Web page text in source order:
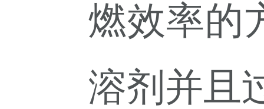
燃效率的
溶剂并且